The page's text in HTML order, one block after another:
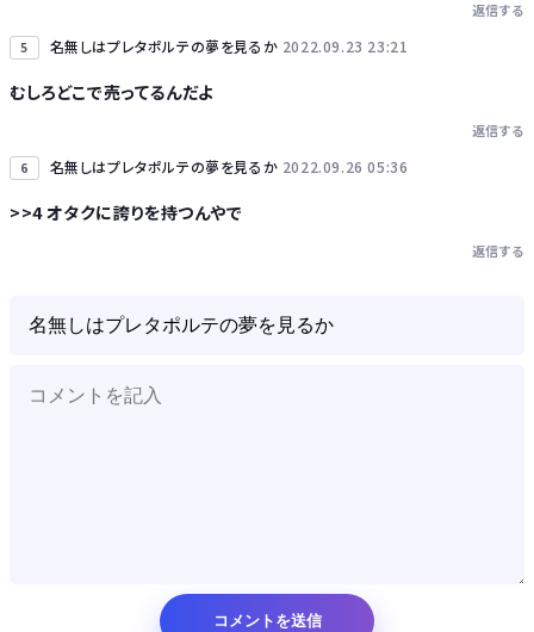
返信する
5 名無しはプレタポルテの夢を見るか 2022.09.23 23:21
むしろどこで売ってるんだよ
返信する
6 名無しはプレタポルテの夢を見るか 2022.09.26 05:36
>>4 オタクに誇りを持つんやで
返信する